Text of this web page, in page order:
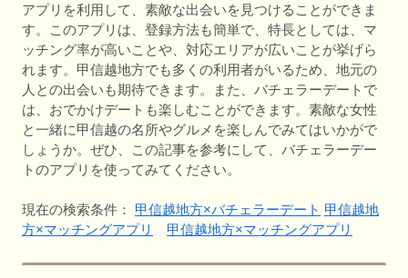
アプリを利用して、素敵な出会いを見つけることができま
す。このアプリは、登録方法も簡単で、特長としては、マ
ッチング率が高いことや、対応エリアが広いことが挙げら
れます。甲信越地方でも多くの利用者がいるため、地元の
人との出会いも期待できます。また、バチェラーデートで
は、おでかけデートも楽しむことができます。素敵な女性
と一緒に甲信越の名所やグルメを楽しんでみてはいかがで
しょうか。ぜひ、この記事を参考にして、バチェラーデー
トのアプリを使ってみてください。
現在の検索条件： 甲信越地方×バチェラーデート 甲信越地
方×マッチングアプリ
甲信越地方×マッチングアプリ